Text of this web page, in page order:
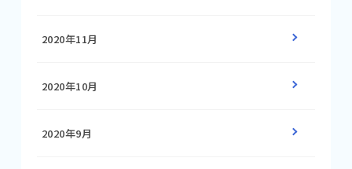
2020年11月
2020年10月
2020年9月